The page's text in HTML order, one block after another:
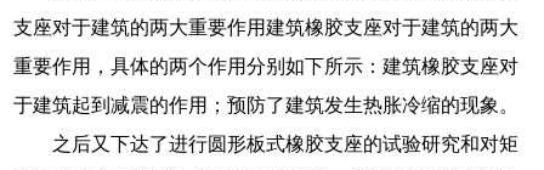
支座对于建筑的两大重要作用建筑橡胶支座对于建筑的两大
重要作用，具体的两个作用分别如下所示：建筑橡胶支座对
于建筑起到减震的作用；预防了建筑发生热胀冷缩的现象。
之后又下达了进行圆形板式橡胶支座的试验研究和对矩